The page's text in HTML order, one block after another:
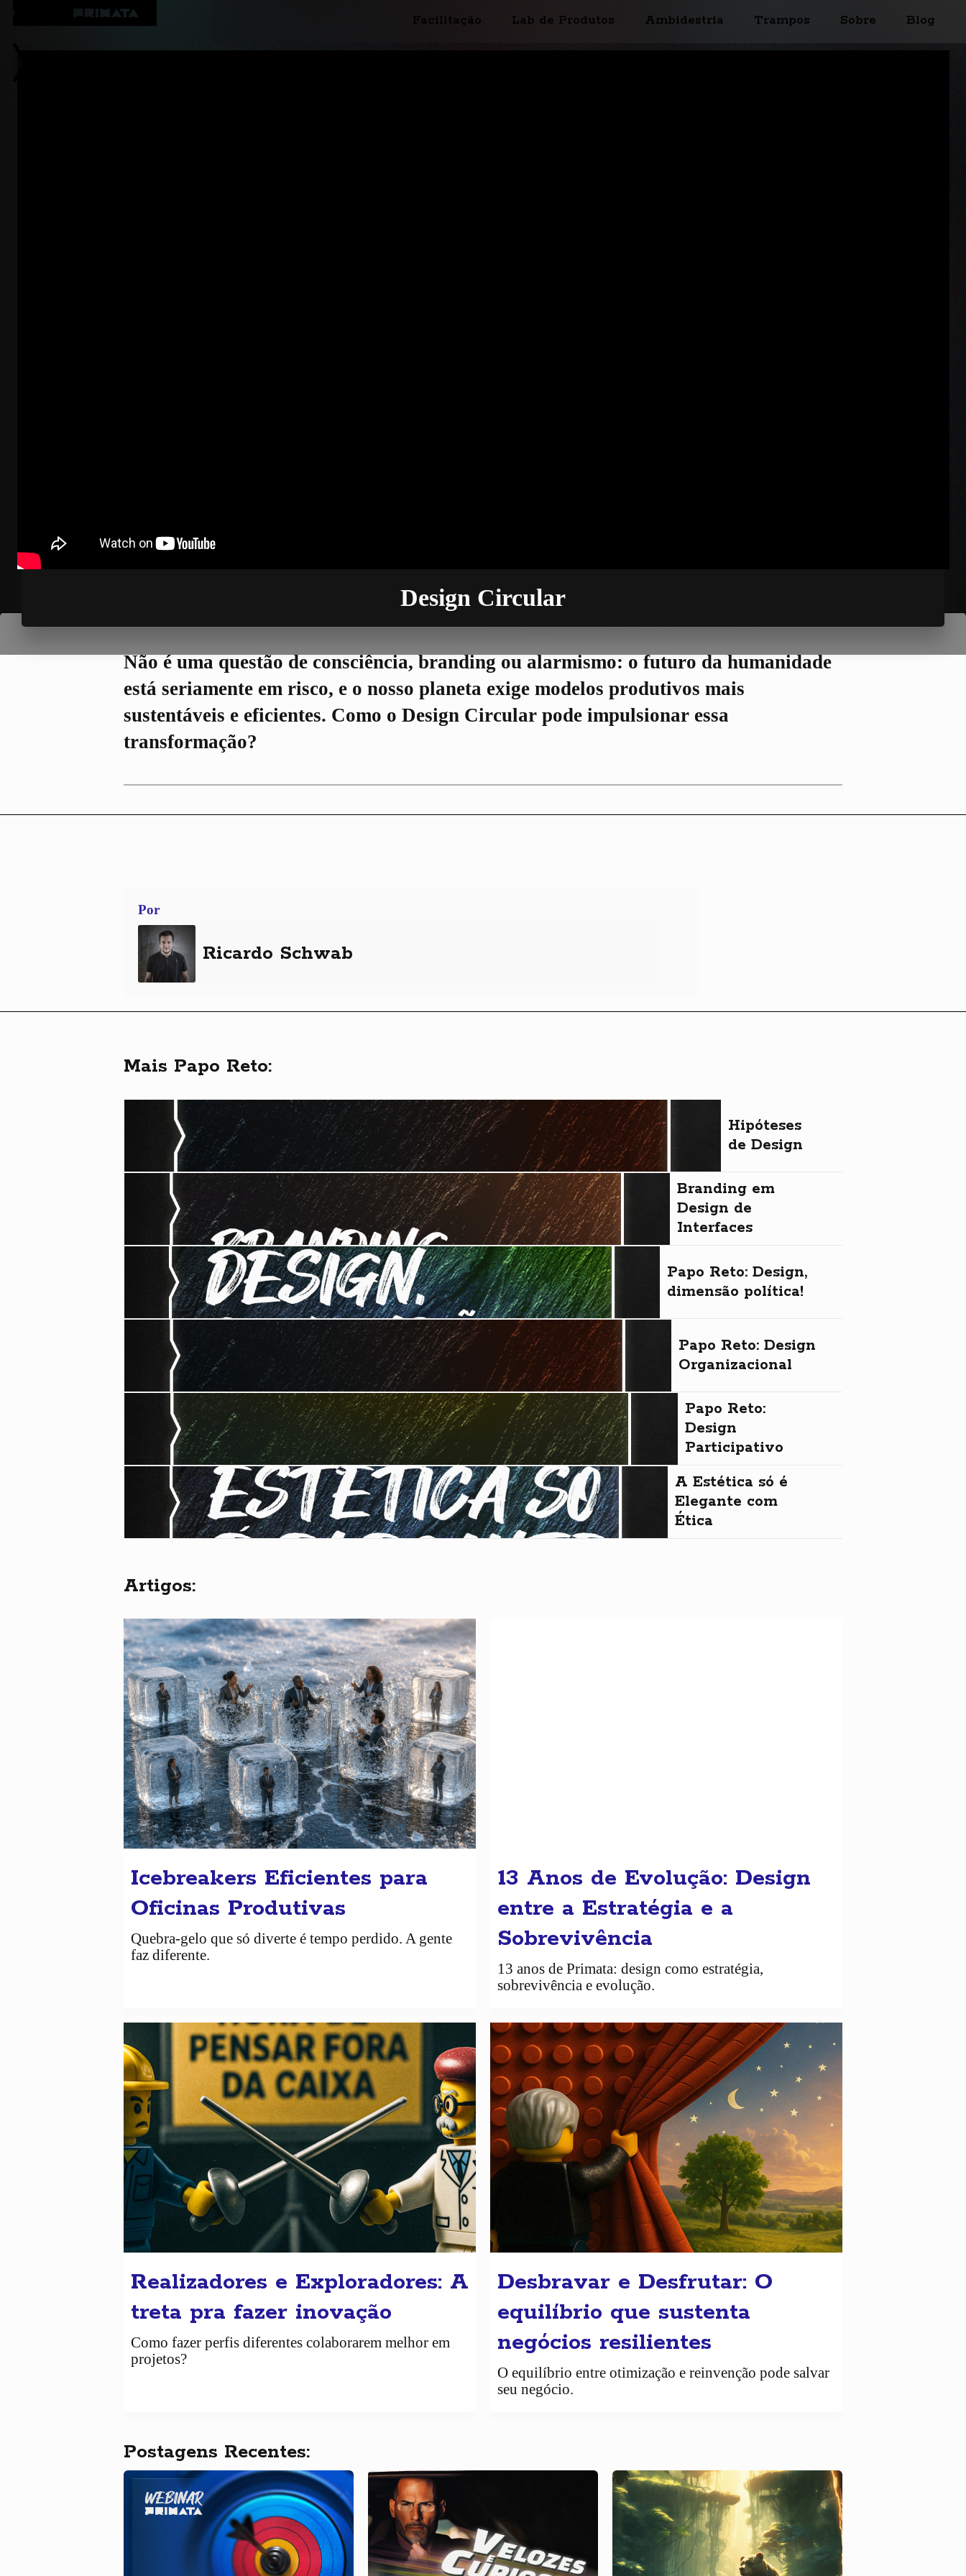
Facilitação Lab de Produtos Ambidestria Trampos Sobre Blog
Design Circular
Não é uma questão de consciência, branding ou alarmismo: o futuro da humanidade
está seriamente em risco, e o nosso planeta exige modelos produtivos mais
sustentáveis e eficientes. Como o Design Circular pode impulsionar essa
transformação?
Por
Ricardo Schwab
Mais Papo Reto:
Hipóteses
de Design
Branding em
Design de
Interfaces
Papo Reto: Design,
dimensão política!
Papo Reto: Design
Organizacional
Papo Reto:
Design
Participativo
A Estética só é
Elegante com
Ética
Artigos:
Icebreakers Eficientes para
Oficinas Produtivas
Quebra-gelo que só diverte é tempo perdido. A gente
faz diferente.
13 Anos de Evolução: Design
entre a Estratégia e a
Sobrevivência
13 anos de Primata: design como estratégia,
sobrevivência e evolução.
Realizadores e Exploradores: A
treta pra fazer inovação
Como fazer perfis diferentes colaborarem melhor em
projetos?
Desbravar e Desfrutar: O
equilíbrio que sustenta
negócios resilientes
O equilíbrio entre otimização e reinvenção pode salvar
seu negócio.
Postagens Recentes: